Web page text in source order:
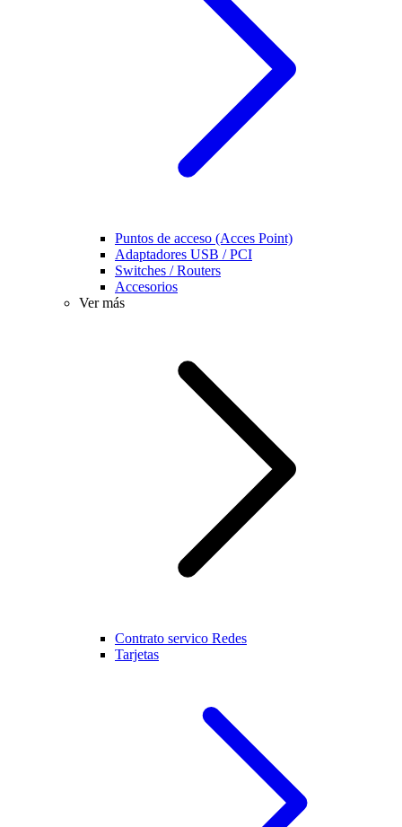
Puntos de acceso (Acces Point)
Adaptadores USB / PCI
Switches / Routers
Accesorios
Ver más
Contrato servico Redes
Tarjetas